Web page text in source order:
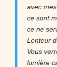
avec
ce sont
ce ne
Lenteur
Vous
lumière